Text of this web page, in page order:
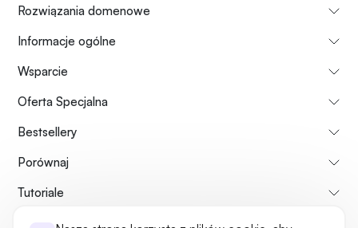
Rozwiązania domenowe
Informacje ogólne
Wsparcie
Oferta Specjalna
Bestsellery
Porównaj
Tutoriale